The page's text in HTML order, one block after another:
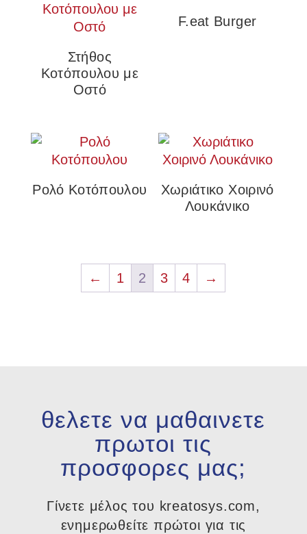
Στήθος
Κοτόπουλου με
Οστό
F.eat Burger
Ρολό Κοτόπουλου
Χωριάτικο Χοιρινό
Λουκάνικo
← 1 2 3 4 →
θελετε να μαθαινετε
πρωτοι τις
προσφορες μας;
Γίνετε μέλος του kreatosys.com,
ενημερωθείτε πρώτοι για τις